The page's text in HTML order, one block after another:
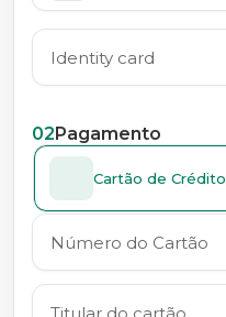
02Pagamento
Cartão de Crédito